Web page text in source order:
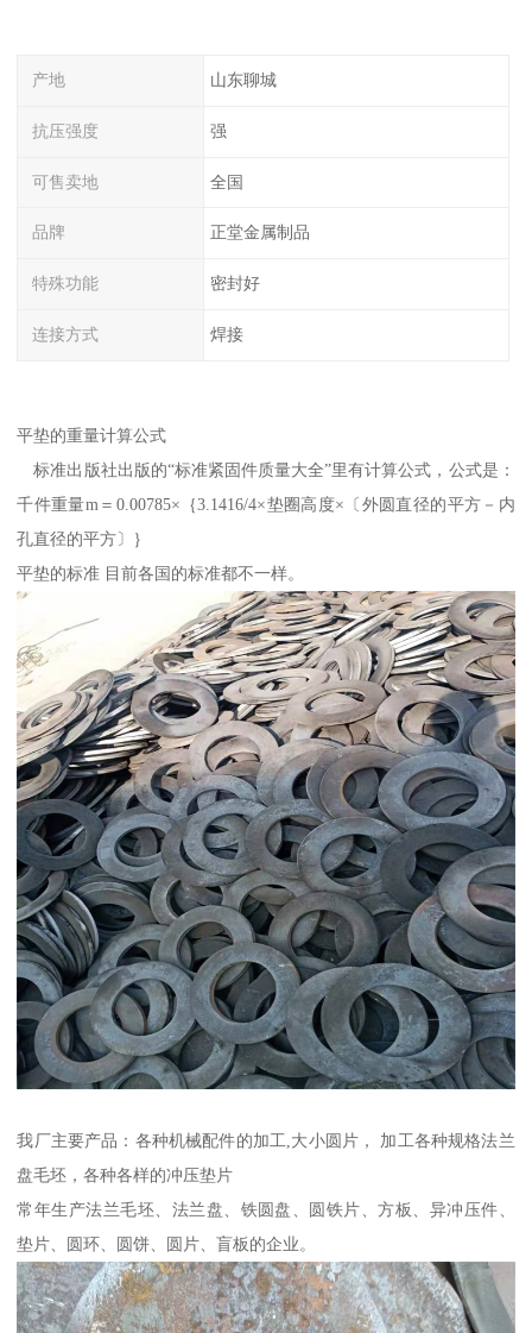
产地 山东聊城
抗压强度 强
可售卖地 全国
品牌 正堂金属制品
特殊功能 密封好
连接方式 焊接
平垫的重量计算公式
标准出版社出版的“标准紧固件质量大全”里有计算公式，公式是：
千件重量m＝0.00785×｛3.1416/4×垫圈高度×〔外圆直径的平方－内
孔直径的平方〕｝
平垫的标准 目前各国的标准都不一样。
我厂主要产品：各种机械配件的加工,大小圆片， 加工各种规格法兰
盘毛坯，各种各样的冲压垫片
常年生产法兰毛坯、法兰盘、铁圆盘、圆铁片、方板、异冲压件、
垫片、圆环、圆饼、圆片、盲板的企业。